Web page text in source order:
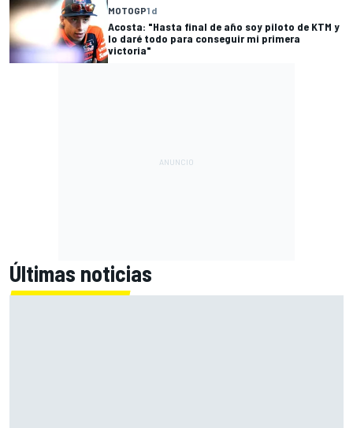
MOTOGP1 d
Acosta: "Hasta final de año soy piloto de KTM y
lo daré todo para conseguir mi primera
victoria"
Últimas noticias